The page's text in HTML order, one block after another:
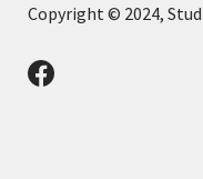
Copyright © 2024,